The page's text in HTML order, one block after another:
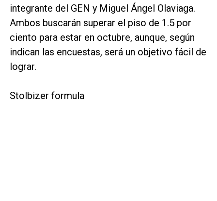
integrante del GEN y Miguel Ángel Olaviaga.
Ambos buscarán superar el piso de 1.5 por
ciento para estar en octubre, aunque, según
indican las encuestas, será un objetivo fácil de
lograr.
Stolbizer formula